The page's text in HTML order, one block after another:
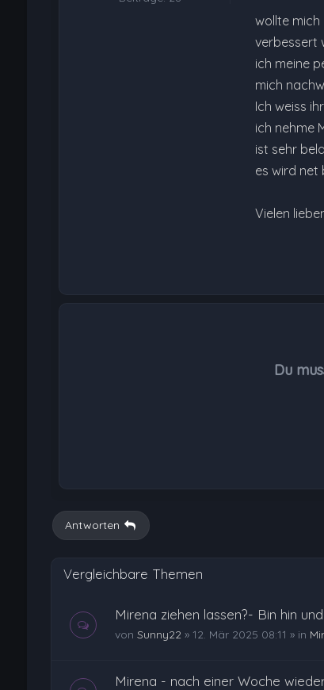
wollte mich
verbessert
ich meine
mich
Ich weiss
ich nehme
ist sehr
es wird net
Vielen
Du
Antworten
Vergleichbare Themen
Mirena ziehen lassen?- Bin hin
von Sunny22» 12. Mär 2025 08:11 » in
Mirena - nach einer Woche